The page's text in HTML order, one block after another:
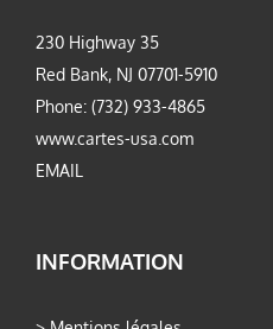
230 Highway 35
Red Bank, NJ 07701-5910
Phone: (732) 933-4865
www.cartes-usa.com
EMAIL
INFORMATION